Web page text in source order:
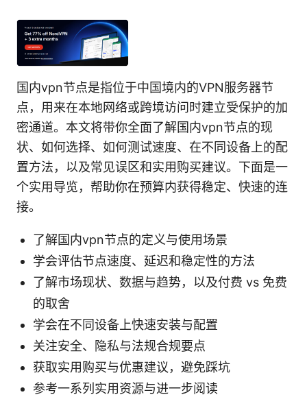
国内vpn节点是指位于中国境内的VPN服务器节
点，用来在本地网络或跨境访问时建立受保护的加
密通道。本文将带你全面了解国内vpn节点的现
状、如何选择、如何测试速度、在不同设备上的配
置方法，以及常见误区和实用购买建议。下面是一
个实用导览，帮助你在预算内获得稳定、快速的连
接。
了解国内vpn节点的定义与使用场景
学会评估节点速度、延迟和稳定性的方法
了解市场现状、数据与趋势，以及付费 vs 免费
的取舍
学会在不同设备上快速安装与配置
关注安全、隐私与法规合规要点
获取实用购买与优惠建议，避免踩坑
参考一系列实用资源与进一步阅读